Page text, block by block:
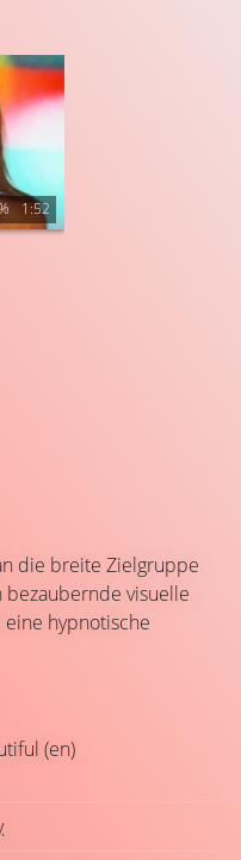
1:52
die breite Zielgruppe
visuelle
hypnotische
(en)